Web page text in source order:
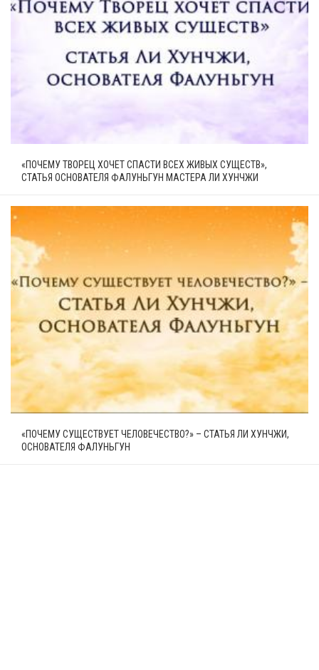
«ПОЧЕМУ ТВОРЕЦ ХОЧЕТ СПАСТИ ВСЕХ ЖИВЫХ СУЩЕСТВ»,
СТАТЬЯ ОСНОВАТЕЛЯ ФАЛУНЬГУН МАСТЕРА ЛИ ХУНЧЖИ
«ПОЧЕМУ СУЩЕСТВУЕТ ЧЕЛОВЕЧЕСТВО?» – СТАТЬЯ ЛИ ХУНЧЖИ,
ОСНОВАТЕЛЯ ФАЛУНЬГУН